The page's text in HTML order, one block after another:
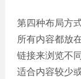
第四种布局方
所有内容都放
链接来浏览不
适合内容较少